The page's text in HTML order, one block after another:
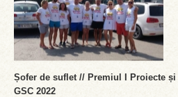
Șofer de suflet // Premiul I Proiecte
GSC 2022